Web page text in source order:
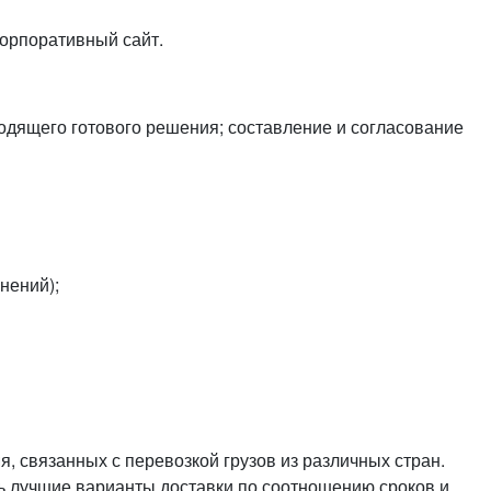
сайт.
готового решения; составление и согласование
с перевозкой грузов из различных стран.